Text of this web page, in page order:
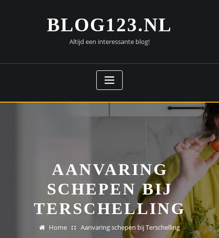
BLOG123.NL
Altijd een interessante blog!
AANVARING
SCHEPEN BIJ
TERSCHELLING
Home Aanvaring schepen bij Terschelling